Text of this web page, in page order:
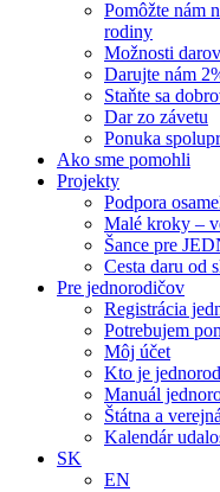
Pomôžte nám
rodiny
Možnosti
Darujte nám
Staňte sa
Dar zo závetu
Ponuka
Ako sme pomohli
Projekty
Podpora
Malé kroky –
Šance pre
Cesta daru od
Pre jednorodičov
Registrácia
Potrebujem
Môj účet
Kto je
Manuál
Štátna a
Kalendár
SK
EN